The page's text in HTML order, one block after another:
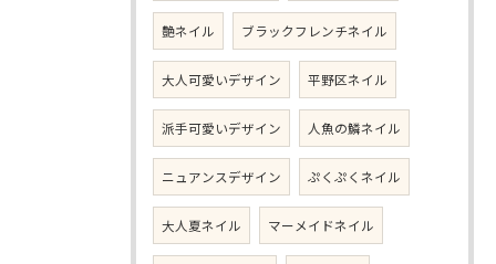
艶ネイル ブラックフレンチネイル
大人可愛いデザイン 平野区ネイル
派手可愛いデザイン 人魚の鱗ネイル
ニュアンスデザイン ぷくぷくネイル
大人夏ネイル マーメイドネイル